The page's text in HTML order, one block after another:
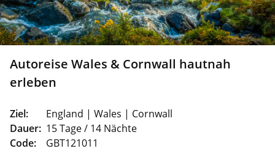
Autoreise Wales & Cornwall hautnah
erleben
Ziel:
England | Wales | Cornwall
Dauer: 15 Tage / 14 Nächte
Code:
GBT121011